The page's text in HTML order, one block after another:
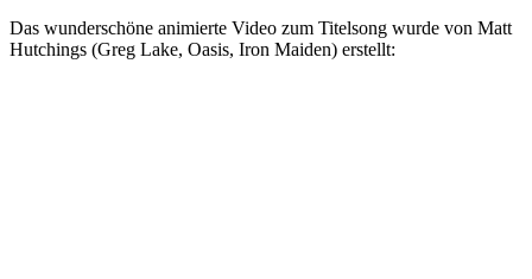
Das wunderschöne animierte Video zum Titelsong wurde von Matt
Hutchings (Greg Lake, Oasis, Iron Maiden) erstellt: